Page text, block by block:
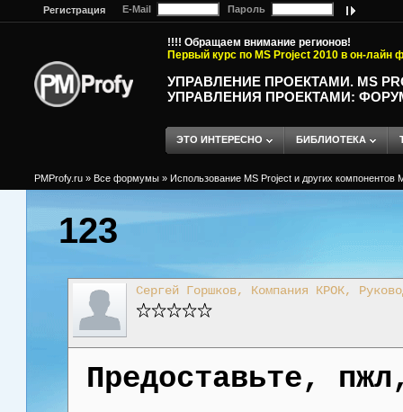
Регистрация E-Mail Пароль
!!!! Обращаем внимание регионов!
Первый курс по MS Project 2010 в он-лайн
УПРАВЛЕНИЕ ПРОЕКТАМИ. MS
УПРАВЛЕНИЯ ПРОЕКТАМИ:
ЭТО ИНТЕРЕСНО БИБЛИОТЕКА
PMProfy.ru » Все формумы » Использование MS Project и других компонентов
123
Сергей Горшков, Компания КРОК,
Предоставьте,